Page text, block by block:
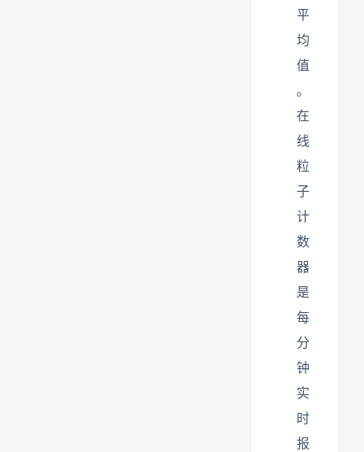
平
均
值
。
在
线
粒
子
计
数
器
是
每
分
钟
实
时
报